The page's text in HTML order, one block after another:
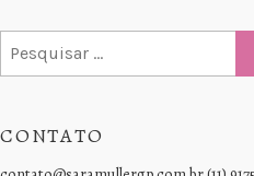
por:
CONTATO